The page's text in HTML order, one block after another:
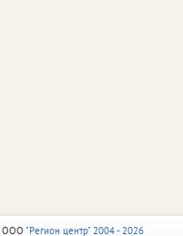
"Регион центр" 2004 - 2026